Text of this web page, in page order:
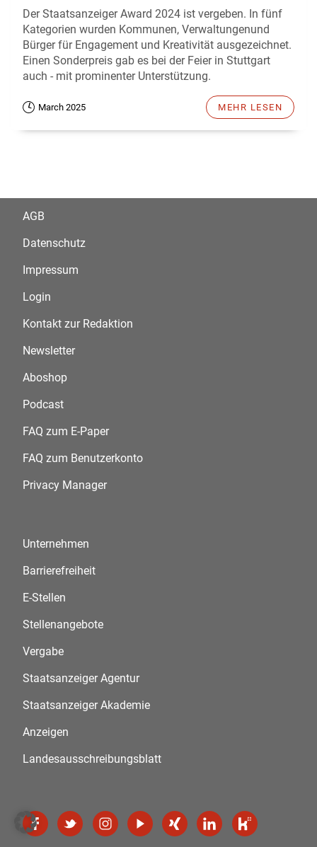
Der Staatsanzeiger Award 2024 ist vergeben. In fünf
Kategorien wurden Kommunen, Verwaltungenund
Bürger für Engagement und Kreativität ausgezeichnet.
Einen Sonderpreis gab es bei der Feier in Stuttgart
auch - mit prominenter Unterstützung.
March 2025 MEHR LESEN
AGB
Datenschutz
Impressum
Login
Kontakt zur Redaktion
Newsletter
Aboshop
Podcast
FAQ zum E-Paper
FAQ zum Benutzerkonto
Privacy Manager
Unternehmen
Barrierefreiheit
E-Stellen
Stellenangebote
Vergabe
Staatsanzeiger Agentur
Staatsanzeiger Akademie
Anzeigen
Landesausschreibungsblatt